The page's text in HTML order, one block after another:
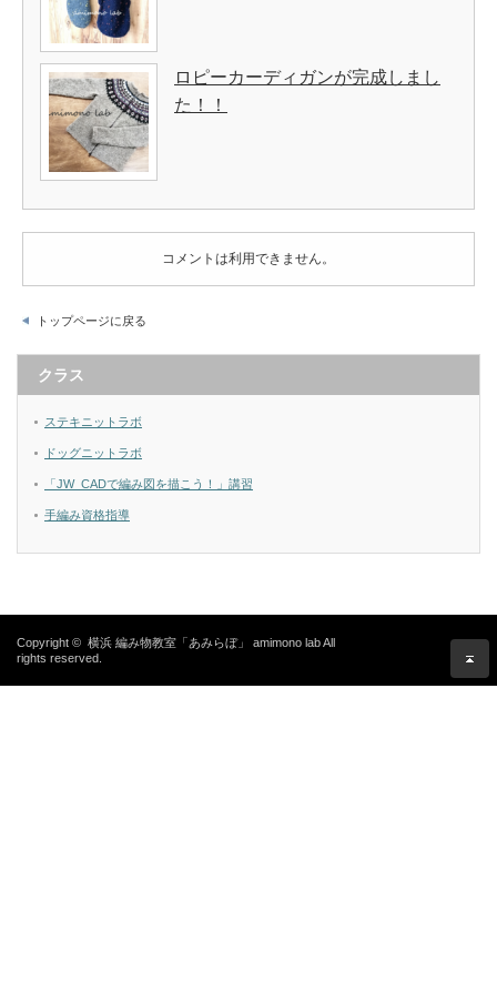
ロピーカーディガンが完成しまし
た！！
コメントは利用できません。
トップページに戻る
クラス
ステキニットラボ
ドッグニットラボ
「JW_CADで編み図を描こう！」講習
手編み資格指導
Copyright © 横浜 編み物教室「あみらぼ」 amimono labAll
rights reserved.